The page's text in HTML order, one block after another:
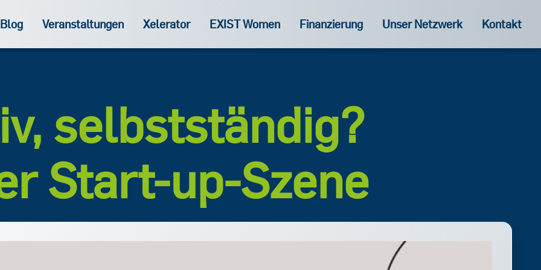
Veranstaltungen Xelerator EXIST Women Finanzierung Unser Netzwerk Kontakt
selbstständig?
Start-up-Szene